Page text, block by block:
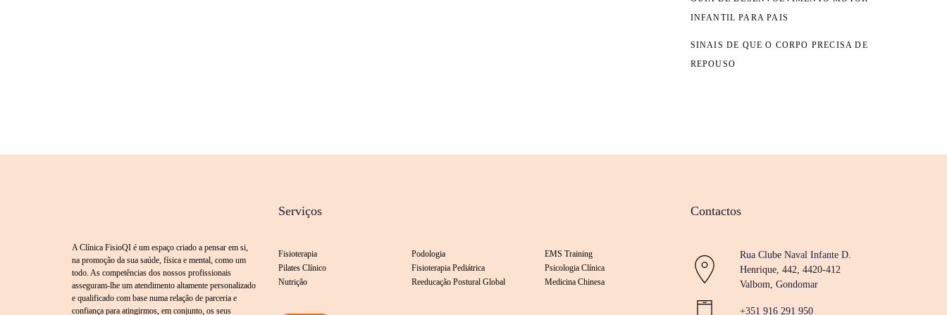
INFANTIL PARA PAIS
SINAIS DE QUE O CORPO PRECISA DE
REPOUSO
A Clínica FisioQI é um espaço criado a pensar em si,
na promoção da sua saúde, física e mental, como um
todo. As competências dos nossos profissionais
asseguram-lhe um atendimento altamente personalizado
e qualificado com base numa relação de parceria e
confiança para atingirmos, em conjunto, os seus
Serviços
Fisioterapia
Pilates Clínico
Nutrição
Podologia
Fisioterapia Pediátrica
Reeducação Postural Global
EMS Training
Psicologia Clínica
Medicina Chinesa
Contactos
Rua Clube Naval Infante D.
Henrique, 442, 4420-412
Valbom, Gondomar
+351 916 291 950